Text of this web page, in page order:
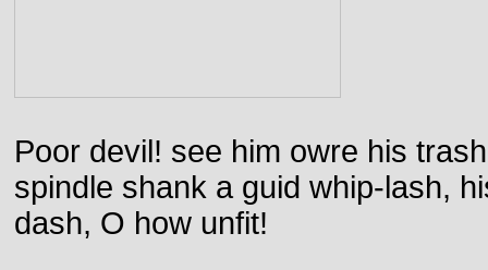
Poor devil! see him owre his
spindle shank a guid whip-lash,
dash, O how unfit!